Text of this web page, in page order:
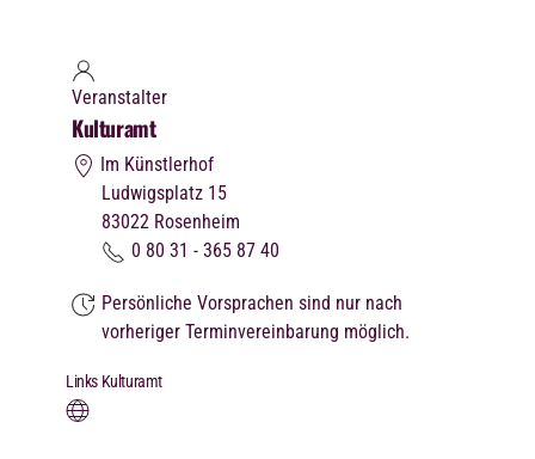
Veranstalter
Kulturamt
Im Künstlerhof
Ludwigsplatz 15
83022 Rosenheim
0 80 31 - 365 87 40
Persönliche Vorsprachen sind nur nach
vorheriger Terminvereinbarung möglich.
Links Kulturamt